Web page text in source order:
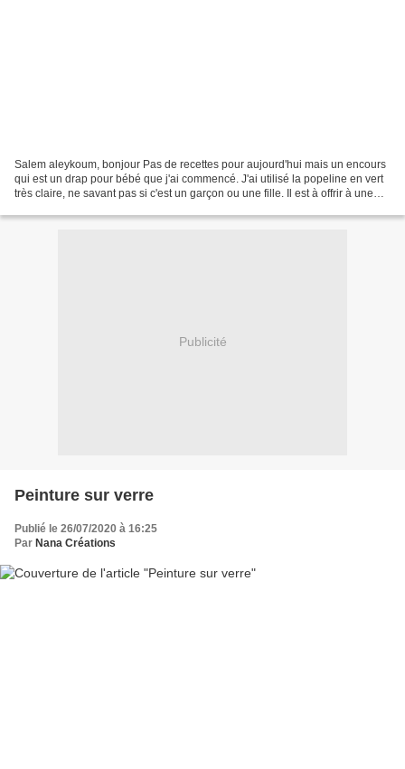
Salem aleykoum, bonjour Pas de recettes pour aujourd'hui mais un encours
qui est un drap pour bébé que j'ai commencé. J'ai utilisé la popeline en vert
très claire, ne savant pas si c'est un garçon ou une fille. Il est à offrir à une
Publicité
Peinture sur verre
Publié le 26/07/2020 à 16:25
Par Nana Créations